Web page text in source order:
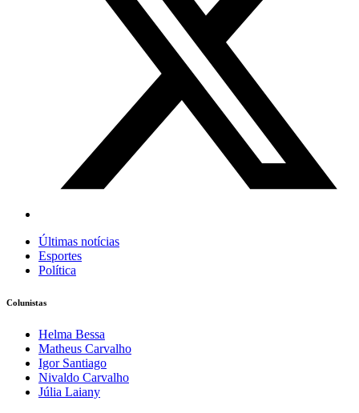
Últimas notícias
Esportes
Política
Colunistas
Helma Bessa
Matheus Carvalho
Igor Santiago
Nivaldo Carvalho
Júlia Laiany